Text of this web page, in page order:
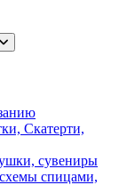
Скатерти,
сувениры
спицами,